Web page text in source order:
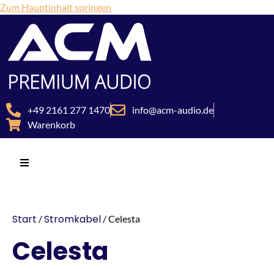
Zum Hauptinhalt springen
+49 2161 277 1470
info@acm-audio.de
Warenkorb
Start /Stromkabel / Celesta
Celesta